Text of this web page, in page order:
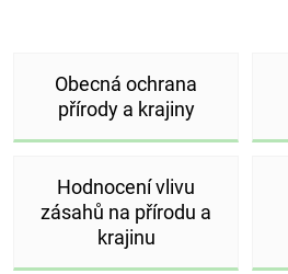
Obecná ochrana
přírody a krajiny
Hodnocení vlivu
zásahů na přírodu a
krajinu